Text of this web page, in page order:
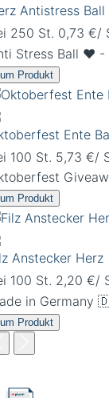
Antistress Ball
250 St. 0,73 €/
Stress Ball ♥️ -
Produkt
Ente
100 St. 5,73 €/
Produkt
Anstecker Herz
100 St. 2,20 €/
in Germany
Produkt